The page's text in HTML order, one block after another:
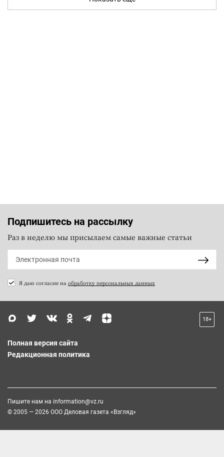
Подпишитесь на рассылку
Раз в неделю мы присылаем самые важные статьи
Я даю согласие на обработку персональных данных
18+
Полная версия сайта
Редакционная политика
Пишите нам на information@vz.ru
© 2005 — 2026 ООО Деловая газета «Взгляд»